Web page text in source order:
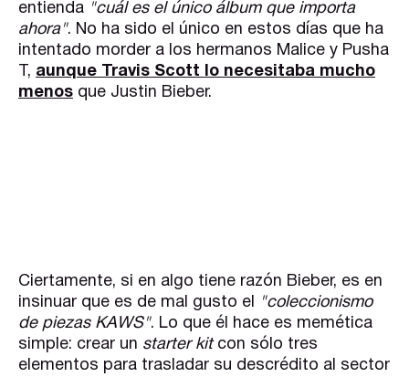
entienda "cuál es el único álbum que importa
ahora". No ha sido el único en estos días que ha
intentado morder a los hermanos Malice y Pusha
T, aunque Travis Scott lo necesitaba mucho
menos que Justin Bieber.
Ciertamente, si en algo tiene razón Bieber, es en
insinuar que es de mal gusto el
"coleccionismo
de piezas KAWS". Lo que él hace es memética
simple: crear un starter kitcon sólo tres
elementos para trasladar su descrédito al sector